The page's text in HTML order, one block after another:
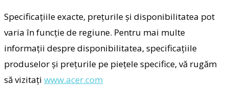
Specificațiile exacte, prețurile și disponibilitatea pot
varia în funcție de regiune. Pentru mai multe
informații despre disponibilitatea, specificațiile
produselor și prețurile pe piețele specifice, vă rugăm
să vizitați www.acer.com